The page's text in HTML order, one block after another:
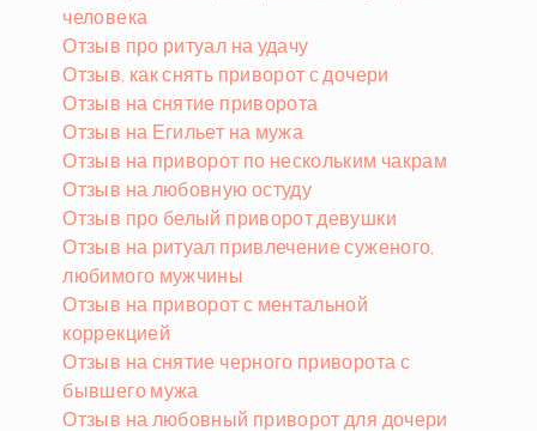
человека
Отзыв про ритуал на удачу
Отзыв, как снять приворот с дочери
Отзыв на снятие приворота
Отзыв на Егильет на мужа
Отзыв на приворот по нескольким чакрам
Отзыв на любовную остуду
Отзыв про белый приворот девушки
Отзыв на ритуал привлечение суженого,
любимого мужчины
Отзыв на приворот с ментальной
коррекцией
Отзыв на снятие черного приворота с
бывшего мужа
Отзыв на любовный приворот для дочери